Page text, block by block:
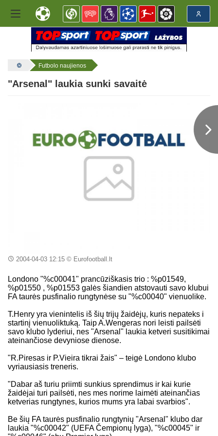
Futbolo naujienos
"Arsenal" laukia sunki savaitė
2004-04-03 12:15© Eurofootball.lt
Londono "%c00041" prancūziškasis trio : %p01549,
%p01550 , %p01553 galės šiandien atstovauti savo klubui
FA taurės pusfinalio rungtynėse su "%c00040" vienuolike.
T.Henry yra vienintelis iš šių trijų žaidėjų, kuris nepateks i
startinį vienuoliktuką. Taip A.Wengeras nori leisti pailsėti
savo klubo lyderiui, nes "Arsenal" laukia ketveri susitikimai
ateinančiose devyniose dienose.
"R.Piresas ir P.Vieira tikrai žais" – teigė Londono klubo
vyriausiasis treneris.
"Dabar aš turiu priimti sunkius sprendimus ir kai kurie
žaidėjai turi pailsėti, nes mes norime laimėti ateinančias
ketverias rungtynes, kurios mums yra labai svarbios".
Be šių FA taurės pusfinalio rungtynių "Arsenal" klubo dar
laukia "%c00042" (UEFA Čempionų lyga), "%c00045" ir